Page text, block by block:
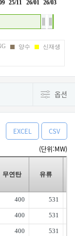
양수
신재생
옵션
EXCEL
CSV
(단위:MW)
400 531
400 531
400 531
무연탄 유류